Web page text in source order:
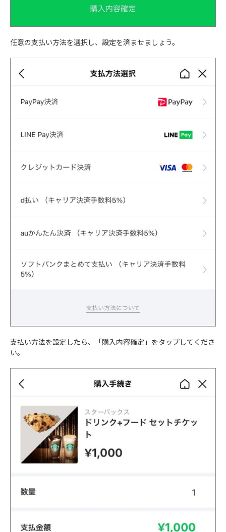
任意の支払い方法を選択し、設定を済ませましょう。
支払い方法を設定したら、「購入内容確定」をタップしてくださ
い。